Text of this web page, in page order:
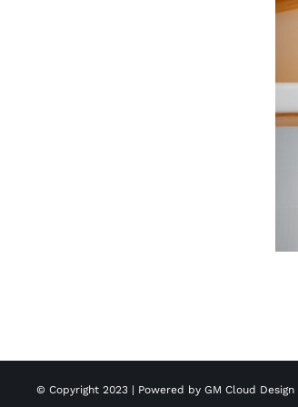
© Copyright 2023 | Powered by GM Cloud Design